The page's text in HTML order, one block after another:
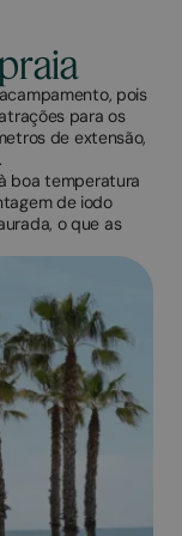
pois
para os
de extensão,
boa temperatura
de iodo
o que as